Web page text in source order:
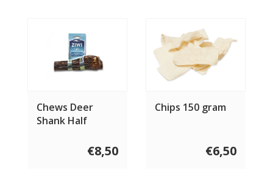
Chews Deer
Shank Half
€8,50
Chips 150 gram
€6,50